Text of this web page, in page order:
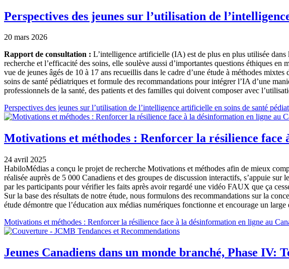
Perspectives des jeunes sur l’utilisation de
20 mars 2026
Rapport de consultation : L’intelligence artificielle (IA) est de plus en plus utilisée
recherche et l’efficacité des soins, elle soulève aussi d’importantes questions éthiques
vue de jeunes âgés de 10 à 17 ans recueillis dans le cadre d’une étude à méthodes
soins de santé pédiatriques et formule des recommandations pour intégrer l’IA d’une
professionnels de la santé, des patients et des familles qui doivent composer avec
Document
Perspectives des jeunes sur l’utilisation de l’intelligence artificielle en soins de santé
Motivations et méthodes : Renforcer la résilience face
24 avril 2025
HabiloMédias a conçu le projet de recherche Motivations et méthodes afin de mieux
réalisée auprès de 5 000 Canadiens et des groupes de discussion interactifs, s’appuie
par les participants pour vérifier les faits après avoir regardé une vidéo FAUX que ça
Sur la base des résultats de notre étude, nous formulons des recommandations sur la
étude démontre que l’éducation aux médias numériques fonctionne et encourage un
Document
Motivations et méthodes : Renforcer la résilience face à la désinformation en ligne au
Jeunes Canadiens dans un monde branché, Phase IV: